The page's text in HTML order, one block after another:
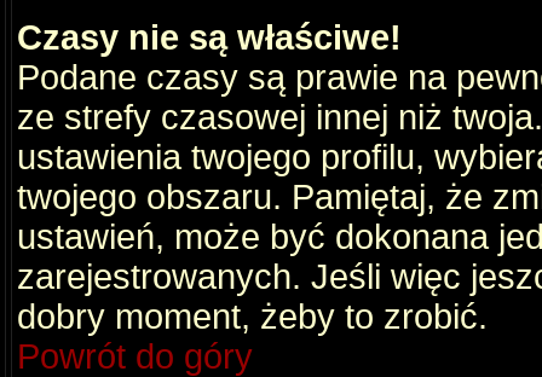
Czasy nie są właściwe!
Podane czasy są prawie na
ze strefy czasowej innej niż
ustawienia twojego profilu,
twojego obszaru. Pamiętaj, że
ustawień, może być dokonana
zarejestrowanych. Jeśli więc
dobry moment, żeby to zrobić.
Powrót do góry